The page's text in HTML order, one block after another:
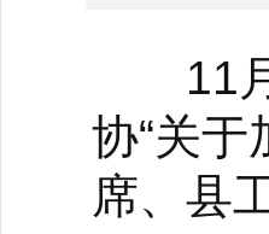
11月4
协“关
席、县